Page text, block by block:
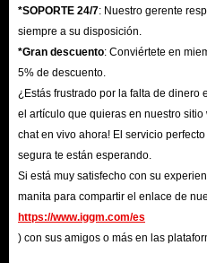
repetitivas y farming constante,
tiendas fiables como IGGM.
En resumen,IGGMes el mercado de
entrega más rápida para que
que necesites ahora!
*SOPORTE 24/7: Nuestro gerente
siempre a su disposición.
*Gran descuento: Conviértete en
5% de descuento.
¿Estás frustrado por la falta de dinero
el artículo que quieras en nuestro
chat en vivo ahora! El servicio
segura te están esperando.
Si está muy satisfecho con su
manita para compartir el enlace de
https://www.iggm.com/es
) con sus amigos o más en las